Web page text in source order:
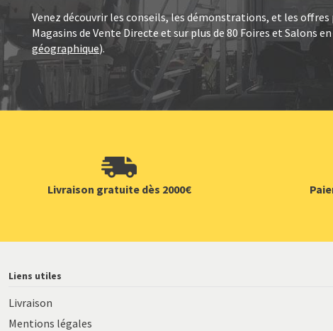
Venez découvrir les conseils, les démonstrations, et les
Magasins de Vente Directe et sur plus de 80 Foires et Salons
géographique).
Livraison gratuite dès 2000€
Liens utiles
Livraison
Mentions légales